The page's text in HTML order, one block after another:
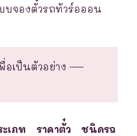
บจองตั๋วรถทัวร์อออน
พื่อเป็นตัวอย่าง —
ะเภท ราคาตั๋ว ชนิดรถ